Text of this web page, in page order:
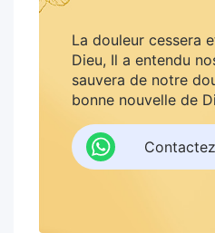
La douleur cessera
Dieu, Il a entendu
sauvera de notre
bonne nouvelle de